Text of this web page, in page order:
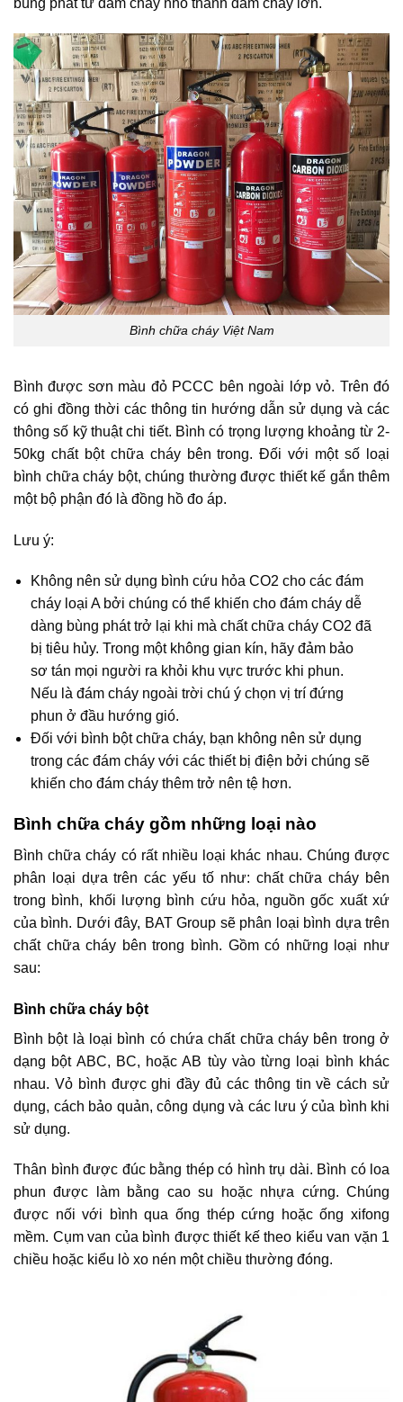
bùng phát từ đám cháy nhỏ thành đám cháy lớn.
Bình chữa cháy Việt Nam
Bình được sơn màu đỏ PCCC bên ngoài lớp vỏ. Trên đó
có ghi đồng thời các thông tin hướng dẫn sử dụng và các
thông số kỹ thuật chi tiết. Bình có trọng lượng khoảng từ 2-
50kg chất bột chữa cháy bên trong. Đối với một số loại
bình chữa cháy bột, chúng thường được thiết kế gắn thêm
một bộ phận đó là đồng hồ đo áp.
Lưu ý:
Không nên sử dụng bình cứu hỏa CO2 cho các đám
cháy loại A bởi chúng có thể khiến cho đám cháy dễ
dàng bùng phát trở lại khi mà chất chữa cháy CO2 đã
bị tiêu hủy. Trong một không gian kín, hãy đảm bảo
sơ tán mọi người ra khỏi khu vực trước khi phun.
Nếu là đám cháy ngoài trời chú ý chọn vị trí đứng
phun ở đầu hướng gió.
Đối với bình bột chữa cháy, bạn không nên sử dụng
trong các đám cháy với các thiết bị điện bởi chúng sẽ
khiến cho đám cháy thêm trở nên tệ hơn.
Bình chữa cháy gồm những loại nào
Bình chữa cháy có rất nhiều loại khác nhau. Chúng được
phân loại dựa trên các yếu tố như: chất chữa cháy bên
trong bình, khối lượng bình cứu hỏa, nguồn gốc xuất xứ
của bình. Dưới đây, BAT Group sẽ phân loại bình dựa trên
chất chữa cháy bên trong bình. Gồm có những loại như
sau:
Bình chữa cháy bột
Bình bột là loại bình có chứa chất chữa cháy bên trong ở
dạng bột ABC, BC, hoặc AB tùy vào từng loại bình khác
nhau. Vỏ bình được ghi đầy đủ các thông tin về cách sử
dụng, cách bảo quản, công dụng và các lưu ý của bình khi
sử dụng.
Thân bình được đúc bằng thép có hình trụ dài. Bình có loa
phun được làm bằng cao su hoặc nhựa cứng. Chúng
được nối với bình qua ống thép cứng hoặc ống xifong
mềm. Cụm van của bình được thiết kế theo kiểu van vặn 1
chiều hoặc kiểu lò xo nén một chiều thường đóng.